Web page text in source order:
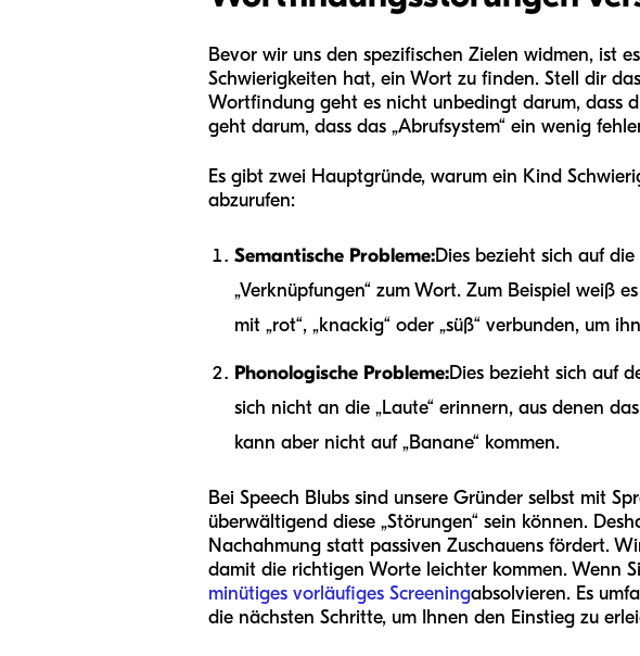
Bevor wir uns den spezifischen Zielen widmen, ist
Schwierigkeiten hat, ein Wort zu finden. Stell dir
Wortfindung geht es nicht unbedingt darum, dass
geht darum, dass das „Abrufsystem“ ein wenig
Es gibt zwei Hauptgründe, warum ein Kind
abzurufen:
Semantische Probleme:Dies bezieht sich auf
„Verknüpfungen“ zum Wort. Zum Beispiel weiß
mit „rot“, „knackig“ oder „süß“ verbunden, um
Phonologische Probleme:Dies bezieht sich auf
sich nicht an die „Laute“ erinnern, aus denen
kann aber nicht auf „Banane“ kommen.
Bei Speech Blubs sind unsere Gründer selbst mit
überwältigend diese „Störungen“ sein können.
Nachahmung statt passiven Zuschauens fördert.
damit die richtigen Worte leichter kommen. Wenn
minütiges vorläufiges Screeningabsolvieren. Es
die nächsten Schritte, um Ihnen den Einstieg zu